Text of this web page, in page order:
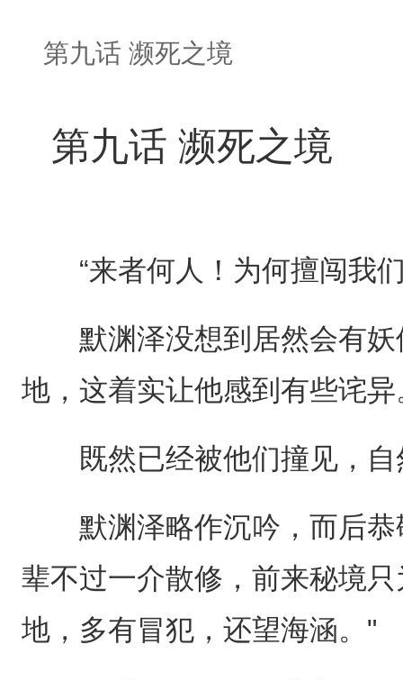
第九话 濒死之境
第九话 濒死之境
“来者何人！为何擅闯我们
默渊泽没想到居然会有妖
地，这着实让他感到有些诧异
既然已经被他们撞见，自
默渊泽略作沉吟，而后恭
辈不过一介散修，前来秘境
地，多有冒犯，还望海涵。"